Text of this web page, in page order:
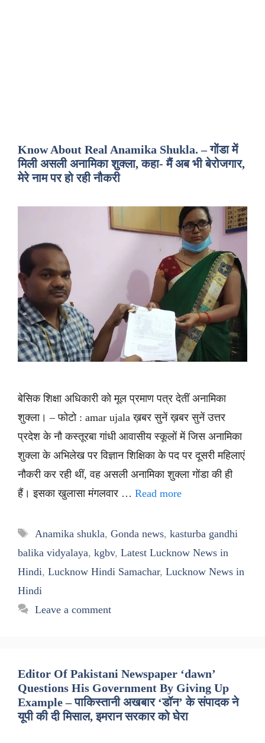
Know About Real Anamika Shukla. – गोंडा में
मिली असली अनामिका शुक्ला, कहा- मैं अब भी बेरोजगार,
मेरे नाम पर हो रही नौकरी
बेसिक शिक्षा अधिकारी को मूल प्रमाण पत्र देतीं अनामिका
शुक्ला। – फोटो : amar ujala ख़बर सुनें ख़बर सुनें उत्तर
प्रदेश के नौ कस्तूरबा गांधी आवासीय स्कूलों में जिस अनामिका
शुक्ला के अभिलेख पर विज्ञान शिक्षिका के पद पर दूसरी महिलाएं
नौकरी कर रही थीं, वह असली अनामिका शुक्ला गोंडा की ही
हैं। इसका खुलासा मंगलवार … Read more
Tags
Anamika shukla, Gonda news, kasturba gandhi
balika vidyalaya, kgbv, Latest Lucknow News in
Hindi, Lucknow Hindi Samachar, Lucknow News in
Hindi
Leave a comment
Editor Of Pakistani Newspaper ‘dawn’
Questions His Government By Giving Up
Example – पाकिस्तानी अखबार ‘डॉन’ के संपादक ने
यूपी की दी मिसाल, इमरान सरकार को घेरा